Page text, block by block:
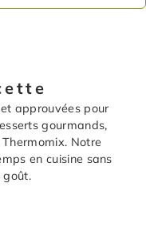
approuvées pour
gourmands,
Notre
en cuisine sans
goût.